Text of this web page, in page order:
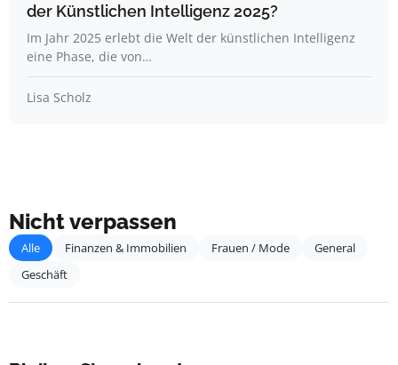
der Künstlichen Intelligenz 2025?
Im Jahr 2025 erlebt die Welt der künstlichen Intelligenz
eine Phase, die von…
Lisa Scholz
Nicht verpassen
Alle Finanzen & Immobilien Frauen / Mode
General
Geschäft